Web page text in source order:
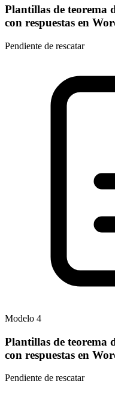
Plantillas de teorema
con respuestas en
Pendiente de rescatar
Modelo 4
Plantillas de teorema
con respuestas en
Pendiente de rescatar